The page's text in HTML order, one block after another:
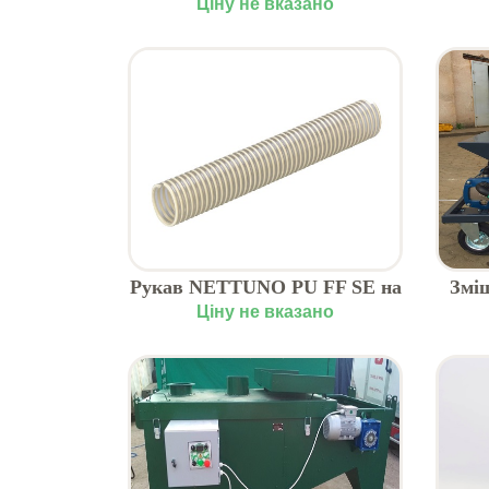
Ціну не вказано
Рукав NETTUNO PU FF SE на
сівалки
Ціну не вказано